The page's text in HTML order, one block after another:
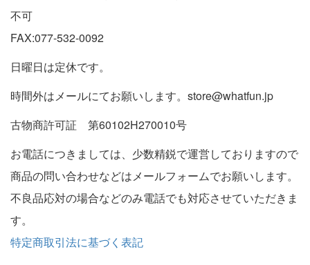
不可
FAX:077-532-0092
日曜日は定休です。
時間外はメールにてお願いします。store@whatfun.jp
古物商許可証 第60102H270010号
お電話につきましては、少数精鋭で運営しておりますので
商品の問い合わせなどはメールフォームでお願いします。
不良品応対の場合などのみ電話でも対応させていただきま
す。
特定商取引法に基づく表記